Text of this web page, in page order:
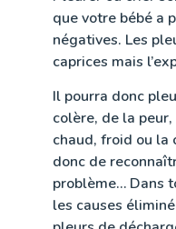
que votre bébé a
négatives. Les
caprices mais
Il pourra donc
colère, de la
chaud, froid ou la
donc de
problème… Dans
les causes